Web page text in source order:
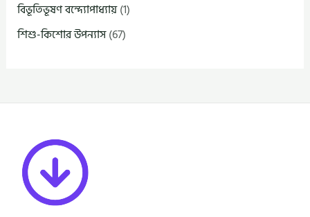
বিভূতিভূষণ বন্দ্যোপাধ্যায়(1)
শিশু-কিশোর উপন্যাস(67)